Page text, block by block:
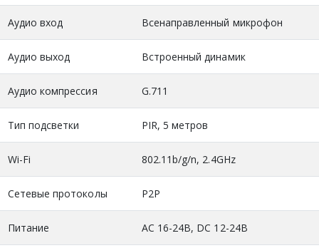
Аудио вход Всенаправленный микрофон
Аудио выход Встроенный динамик
Аудио компрессия G.711
Тип подсветки PIR, 5 метров
Wi-Fi 802.11b/g/n, 2.4GHz
Сетевые протоколы P2P
Питание AC 16-24В, DC 12-24В